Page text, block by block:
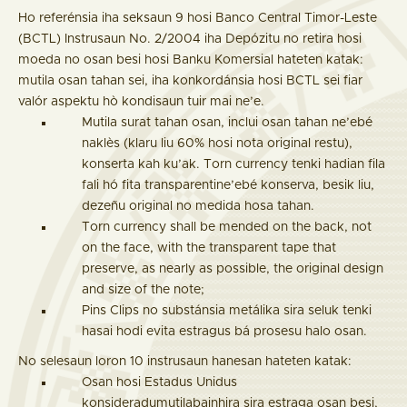
Ho referénsia iha seksaun 9 hosi Banco Central Timor-Leste
(BCTL) Instrusaun No. 2/2004 iha Depózitu no retira hosi
moeda no osan besi hosi Banku Komersial hateten katak:
mutila osan tahan sei, iha konkordánsia hosi BCTL sei fiar
valór aspektu hò kondisaun tuir mai ne’e.
Mutila surat tahan osan, inclui osan tahan ne’ebé
naklès (klaru liu 60% hosi nota original restu),
konserta kah ku’ak. Torn currency tenki hadian fila
fali hó fita transparentine’ebé konserva, besik liu,
dezeñu original no medida hosa tahan.
Torn currency shall be mended on the back, not
on the face, with the transparent tape that
preserve, as nearly as possible, the original design
and size of the note;
Pins Clips no substánsia metálika sira seluk tenki
hasai hodi evita estragus bá prosesu halo osan.
No selesaun loron 10 instrusaun hanesan hateten katak:
Osan hosi Estadus Unidus
konsideradumutilabainhira sira estraga osan besi,